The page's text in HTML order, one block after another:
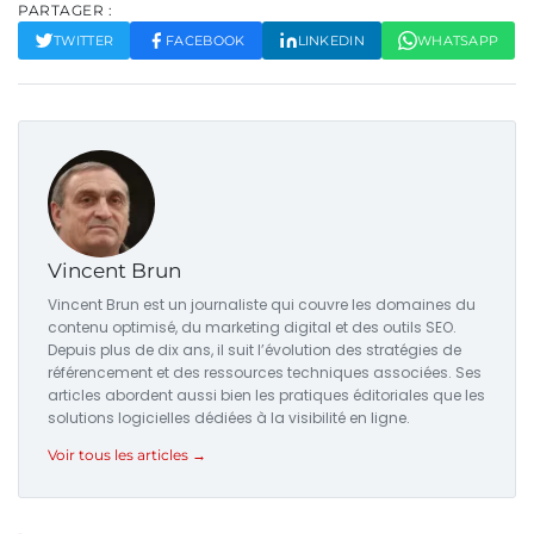
PARTAGER :
TWITTER FACEBOOK LINKEDIN WHATSAPP
Vincent Brun
Vincent Brun est un journaliste qui couvre les domaines du
contenu optimisé, du marketing digital et des outils SEO.
Depuis plus de dix ans, il suit l’évolution des stratégies de
référencement et des ressources techniques associées. Ses
articles abordent aussi bien les pratiques éditoriales que les
solutions logicielles dédiées à la visibilité en ligne.
Voir tous les articles →